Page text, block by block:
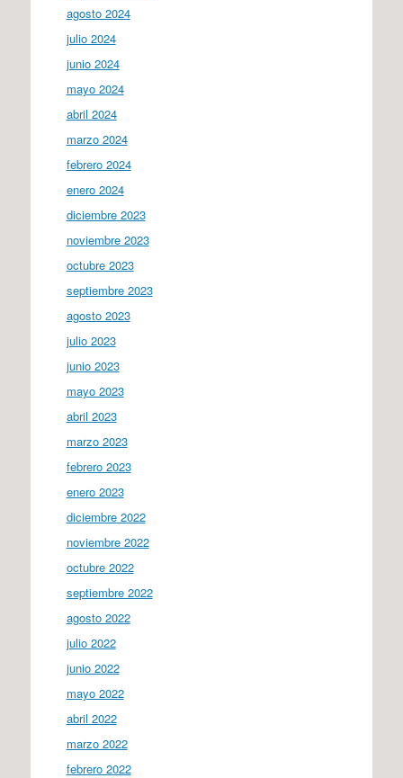
agosto 2024
julio 2024
junio 2024
mayo 2024
abril 2024
marzo 2024
febrero 2024
enero 2024
diciembre 2023
noviembre 2023
octubre 2023
septiembre 2023
agosto 2023
julio 2023
junio 2023
mayo 2023
abril 2023
marzo 2023
febrero 2023
enero 2023
diciembre 2022
noviembre 2022
octubre 2022
septiembre 2022
agosto 2022
julio 2022
junio 2022
mayo 2022
abril 2022
marzo 2022
febrero 2022